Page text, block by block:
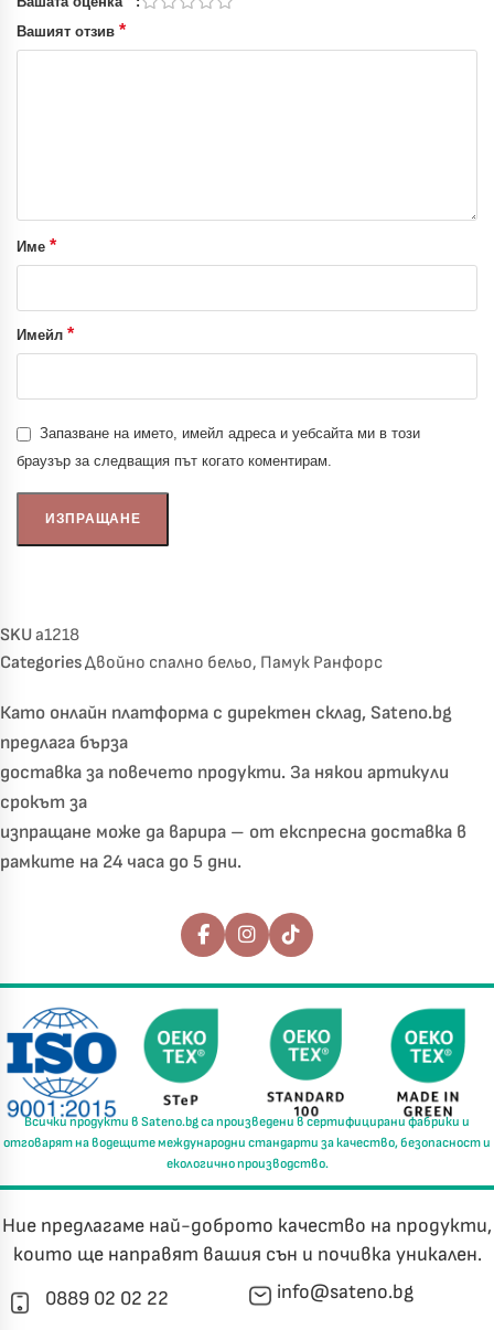
Вашият отзив *
Име *
Имейл *
Запазване на името, имейл адреса и уебсайта ми в този
браузър за следващия път когато коментирам.
SKUa1218
CategoriesДвойно спално бельо, Памук Ранфорс
Като онлайн платформа с директен склад, Sateno.bg
предлага бърза
доставка за повечето продукти. За някои артикули
срокът за
изпращане може да варира – от експресна доставка в
рамките на 24 часа до 5 дни.
Последвайте ни
Всички продукти в Sateno.bgса произведени всертифицирани фабрики и
отговарят на водещите международни стандарти закачество, безопасност и
екологично производство.
Ние предлагаме най-доброто качество на продукти,
които ще направят вашия сън и почивка уникален.
0889 02 02 22
info@sateno.bg